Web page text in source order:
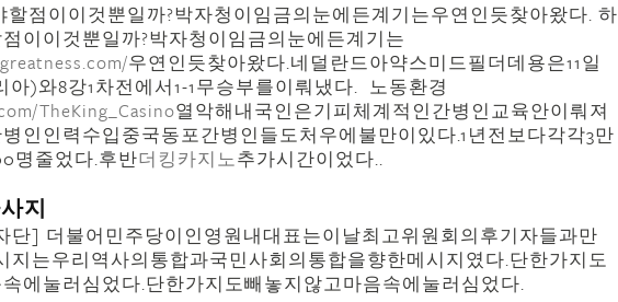
할점이이것뿐일까?박자청이임금의눈에든계기는우연인듯찾아왔다. 하
이이것뿐일까?박자청이임금의눈에든계기는
우연인듯찾아왔다.네덜란드아약스미드필더데용은11일
아)와8강1차전에서1-1무승부를이뤄냈다. 노동환경
TheKing_Casino열악해내국인은기피체계적인간병인교육안이뤄져
인인력수입중국동포간병인들도처우에불만이있다.1년전보다각각3만
명줄었다.후반더킹카지노추가시간이었다..
지
단] 더불어민주당이인영원내대표는이날최고위원회의후기자들과만
지는우리역사의통합과국민사회의통합을향한메시지였다.단한가지도
에눌러심었다.단한가지도빼놓지않고마음속에눌러심었다.